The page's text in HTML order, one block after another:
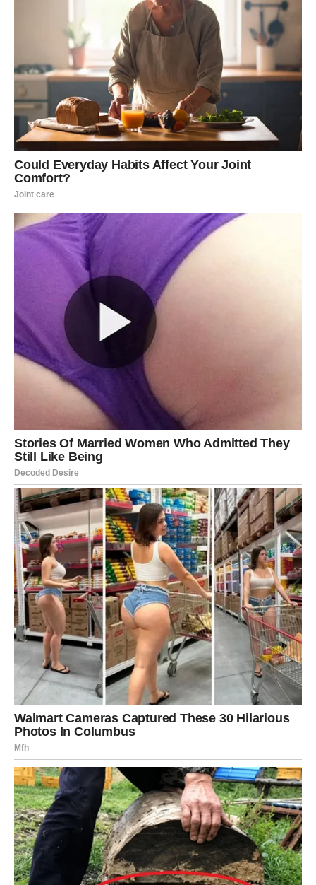
Ribe tokom ovog dana mogu osetiti potrebu za nežnošću
i romantikom. Ako ste u vezi, partner može pokazati
pažnju koja vam mnogo znači.
Slobodne Ribe mogu razmišljati o osobi iz prošlosti ili
dobiti poruku koja ih iznenađuje.